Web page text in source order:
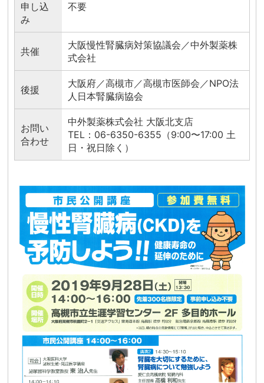
申し込
み
不要
共催
大阪慢性腎臓病対策協議会／中外製薬株
式会社
後援
大阪府／高槻市／高槻市医師会／NPO法
人日本腎臓病協会
お問い
合わせ
中外製薬株式会社 大阪北支店
TEL：06-6350-6355（9:00〜17:00 土
日・祝日除く）